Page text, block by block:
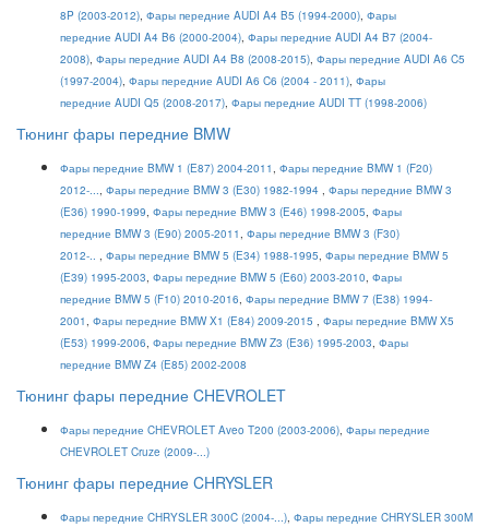
8P (2003-2012), Фары передние AUDI A4 B5 (1994-2000), Фары
передние AUDI A4 B6 (2000-2004), Фары передние AUDI A4 B7 (2004-
2008), Фары передние AUDI A4 B8 (2008-2015), Фары передние AUDI A6 C5
(1997-2004), Фары передние AUDI A6 C6 (2004 - 2011), Фары
передние AUDI Q5 (2008-2017), Фары передние AUDI TT (1998-2006)
Тюнинг фары передние BMW
Фары передние BMW 1 (E87) 2004-2011, Фары передние BMW 1 (F20)
2012-..., Фары передние BMW 3 (E30) 1982-1994 , Фары передние BMW 3
(E36) 1990-1999, Фары передние BMW 3 (E46) 1998-2005, Фары
передние BMW 3 (E90) 2005-2011, Фары передние BMW 3 (F30)
2012-.. , Фары передние BMW 5 (E34) 1988-1995, Фары передние BMW 5
(E39) 1995-2003, Фары передние BMW 5 (E60) 2003-2010, Фары
передние BMW 5 (F10) 2010-2016, Фары передние BMW 7 (E38) 1994-
2001, Фары передние BMW X1 (E84) 2009-2015 , Фары передние BMW X5
(E53) 1999-2006, Фары передние BMW Z3 (E36) 1995-2003, Фары
передние BMW Z4 (E85) 2002-2008
Тюнинг фары передние CHEVROLET
Фары передние CHEVROLET Aveo T200 (2003-2006), Фары передние
CHEVROLET Cruze (2009-...)
Тюнинг фары передние CHRYSLER
Фары передние CHRYSLER 300C (2004-...), Фары передние CHRYSLER 300M